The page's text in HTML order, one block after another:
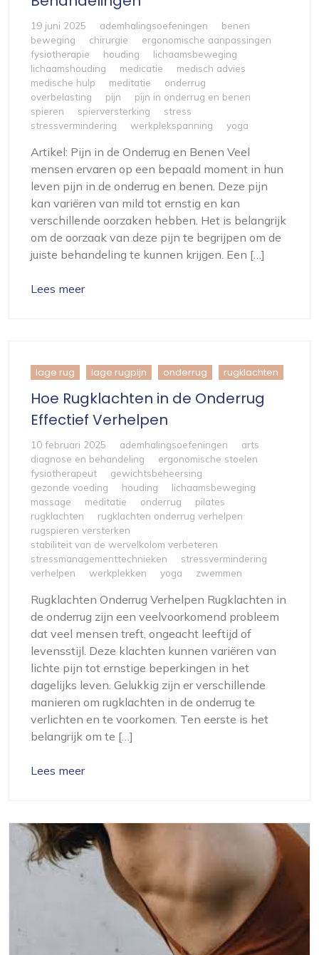
19 juni 2025 ademhalingsoefeningen
benen
beweging
chirurgie
ergonomische aanpassingen
fysiotherapie
houding
lichaamsbeweging
lichaamshouding
medicatie
medisch advies
medische hulp
meditatie
onderrug
overbelasting
pijn
pijn in onderrug en benen
spieren
spierversterking
stress
stressvermindering
werkplekspanning yoga
Artikel: Pijn in de Onderrug en Benen Veel
mensen ervaren op een bepaald moment in hun
leven pijn in de onderrug en benen. Deze pijn
kan variëren van mild tot ernstig en kan
verschillende oorzaken hebben. Het is belangrijk
om de oorzaak van deze pijn te begrijpen om de
juiste behandeling te kunnen krijgen. Een […]
Lees meer
lage rug lage rugpijn onderrug rugklachten
Hoe Rugklachten in de Onderrug
Effectief Verhelpen
10 februari 2025 ademhalingsoefeningen
arts
diagnose en behandeling
ergonomische stoelen
fysiotherapeut
gewichtsbeheersing
gezonde voeding
houding
lichaamsbeweging
massage
meditatie onderrug
pilates
rugklachten
rugklachten onderrug verhelpen
rugspieren versterken
stabiliteit van de wervelkolom verbeteren
stressmanagementtechnieken
stressvermindering
verhelpen
werkplekken yoga zwemmen
Rugklachten Onderrug Verhelpen Rugklachten in
de onderrug zijn een veelvoorkomend probleem
dat veel mensen treft, ongeacht leeftijd of
levensstijl. Deze klachten kunnen variëren van
lichte pijn tot ernstige beperkingen in het
dagelijks leven. Gelukkig zijn er verschillende
manieren om rugklachten in de onderrug te
verlichten en te voorkomen. Ten eerste is het
belangrijk om te […]
Lees meer